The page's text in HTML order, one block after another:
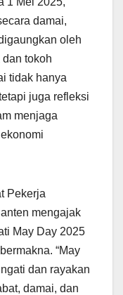
damai,
oleh
tokoh
tidak hanya
juga refleksi
menjaga
Pekerja
mengajak
May Day 2025
“May
dan rayakan
damai, dan